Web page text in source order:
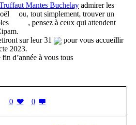
Mantes Buchelay admirer les
ou, tout simplement, trouver un
, pensez à ceux qui attendent
sur leur 31
pour vous accueillir
2023.
d’année à vous tous
0 0